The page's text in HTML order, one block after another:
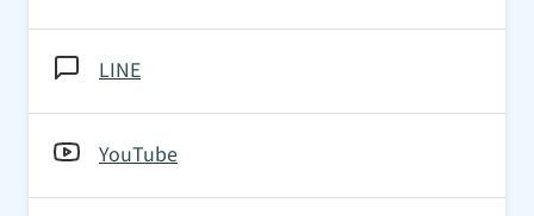
LINE
YouTube